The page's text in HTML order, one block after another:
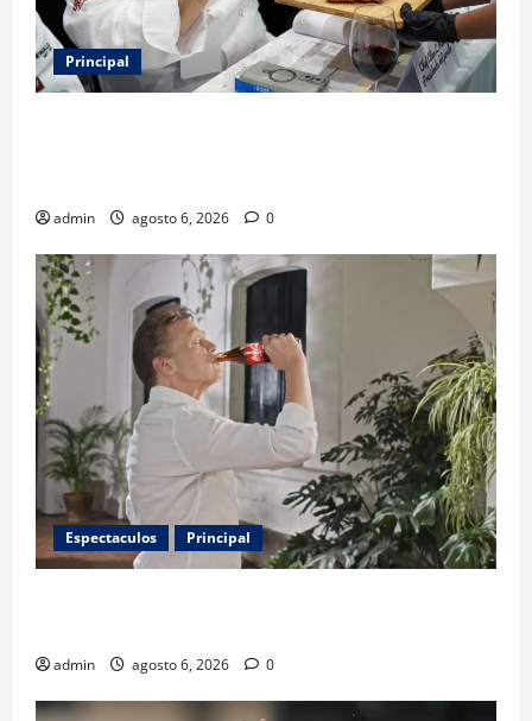
Principal
admin agosto 6, 2026 0
Espectaculos Principal
admin agosto 6, 2026 0